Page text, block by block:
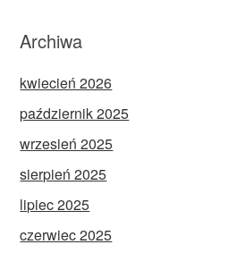
Archiwa
kwiecień 2026
październik 2025
wrzesień 2025
sierpień 2025
lipiec 2025
czerwiec 2025